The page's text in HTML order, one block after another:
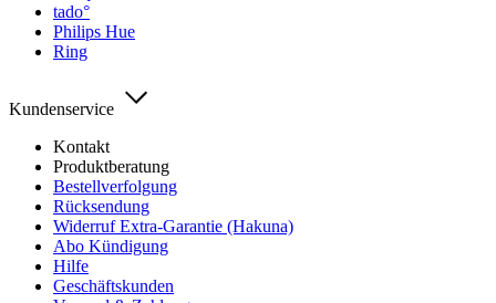
tado°
Philips Hue
Ring
Kundenservice
Kontakt
Produktberatung
Bestellverfolgung
Rücksendung
Widerruf Extra-Garantie (Hakuna)
Abo Kündigung
Hilfe
Geschäftskunden